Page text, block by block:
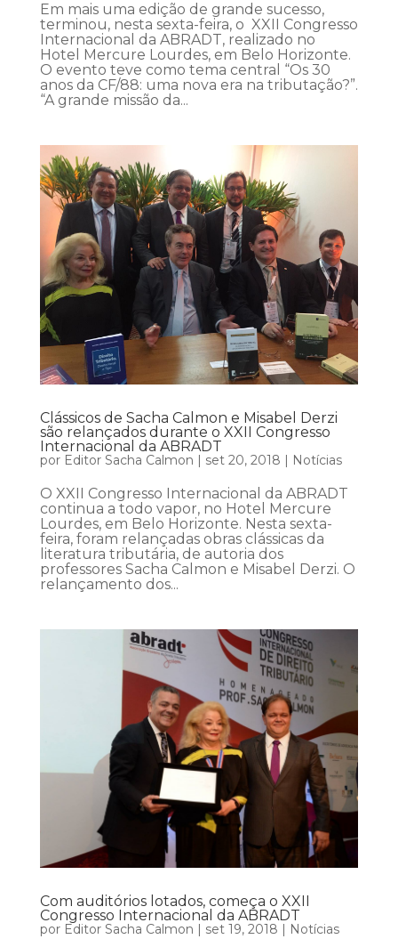
Em mais uma edição de grande sucesso,
terminou, nesta sexta-feira, o XXII Congresso
Internacional da ABRADT, realizado no
Hotel Mercure Lourdes, em Belo Horizonte.
O evento teve como tema central “Os 30
anos da CF/88: uma nova era na tributação?”.
“A grande missão da...
Clássicos de Sacha Calmon e Misabel Derzi
são relançados durante o XXII Congresso
Internacional da ABRADT
por Editor Sacha Calmon | set 20, 2018 | Notícias
O XXII Congresso Internacional da ABRADT
continua a todo vapor, no Hotel Mercure
Lourdes, em Belo Horizonte. Nesta sexta-
feira, foram relançadas obras clássicas da
literatura tributária, de autoria dos
professores Sacha Calmon e Misabel Derzi. O
relançamento dos...
Com auditórios lotados, começa o XXII
Congresso Internacional da ABRADT
por Editor Sacha Calmon set 19, 2018 Notícias